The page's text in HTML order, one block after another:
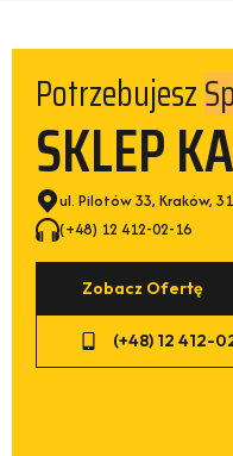
Potrzebujesz
SKLEP
ul. Pilotów 33, Kraków,
(+48) 12 412-02-16
Zobacz Ofertę
(+48) 12 412-